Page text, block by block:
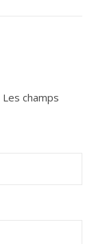
Les champs